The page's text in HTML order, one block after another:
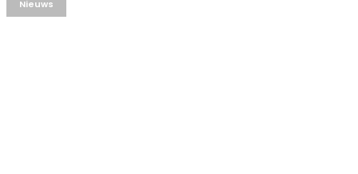
Nieuws